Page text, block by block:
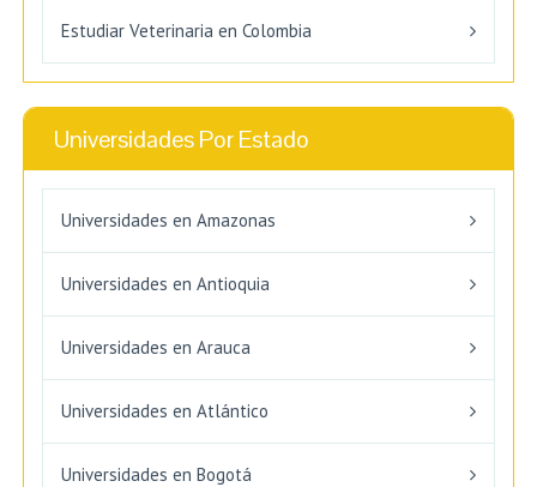
Estudiar Veterinaria en Colombia
Universidades Por Estado
Universidades en Amazonas
Universidades en Antioquia
Universidades en Arauca
Universidades en Atlántico
Universidades en Bogotá